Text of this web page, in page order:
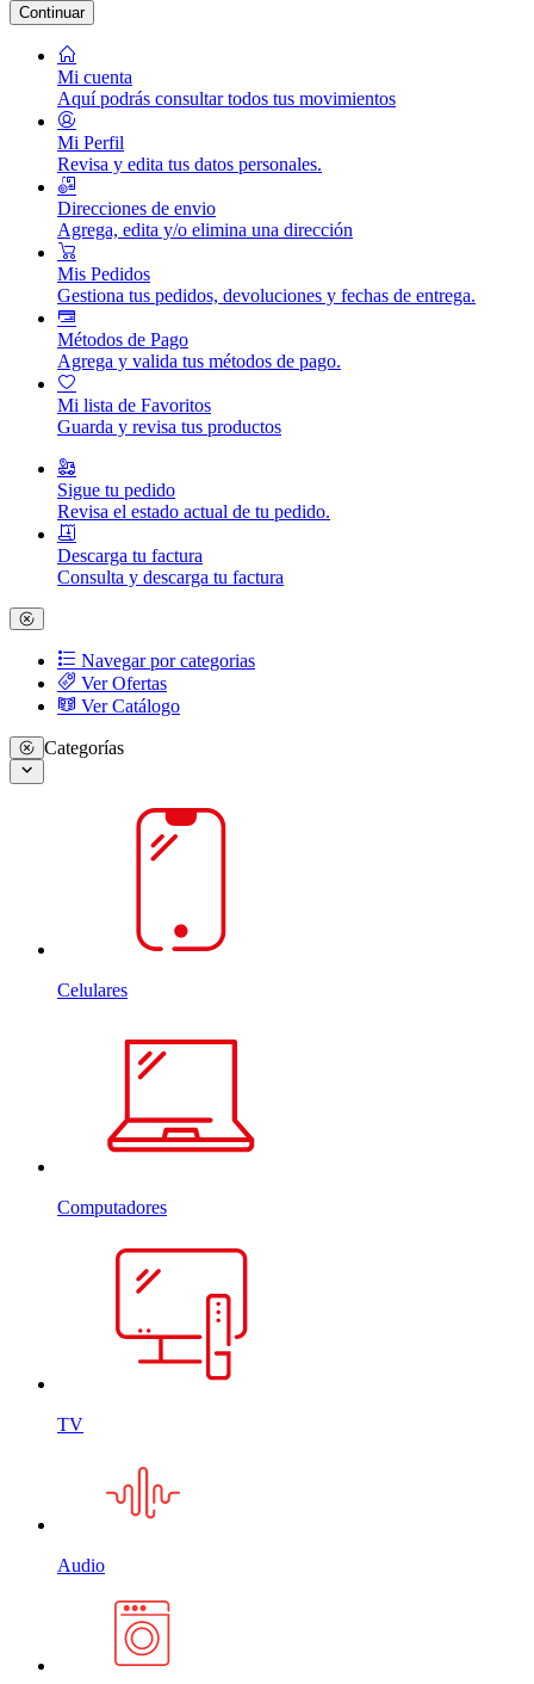
Continuar
Mi cuenta
Aquí podrás consultar todos tus movimientos
Mi Perfil
Revisa y edita tus datos personales.
Direcciones de envio
Agrega, edita y/o elimina una dirección
Mis Pedidos
Gestiona tus pedidos, devoluciones y fechas de entrega.
Métodos de Pago
Agrega y valida tus métodos de pago.
Mi lista de Favoritos
Guarda y revisa tus productos
Sigue tu pedido
Revisa el estado actual de tu pedido.
Descarga tu factura
Consulta y descarga tu factura
Navegar por categorias
Ver Ofertas
Ver Catálogo
Categorías
Celulares
Computadores
TV
Audio